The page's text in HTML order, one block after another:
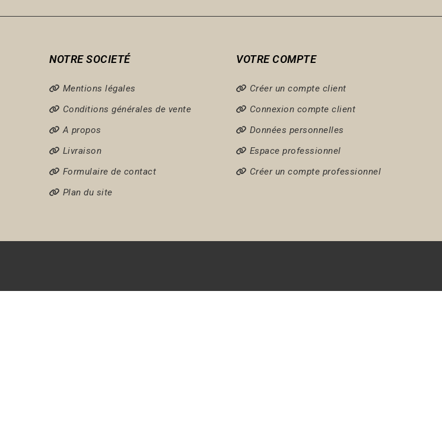
NOTRE SOCIETÉ
Mentions légales
Conditions générales de vente
A propos
Livraison
Formulaire de contact
Plan du site
VOTRE COMPTE
Créer un compte client
Connexion compte client
Données personnelles
Espace professionnel
Créer un compte professionnel